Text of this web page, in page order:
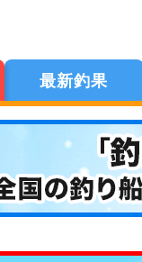
最新釣果